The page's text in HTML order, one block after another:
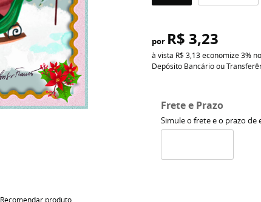
Recomendar produto
por R$ 3,23
à vista R$ 3,13economize3%
Depósito Bancário ou
Frete e Prazo
Simule o frete e o prazo de